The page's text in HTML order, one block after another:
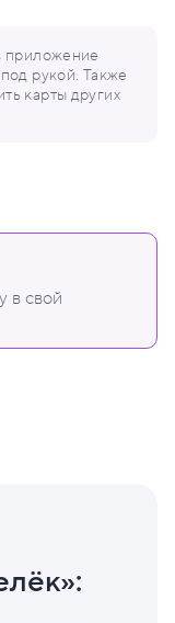
приложение
рукой. Также
карты других
в свой